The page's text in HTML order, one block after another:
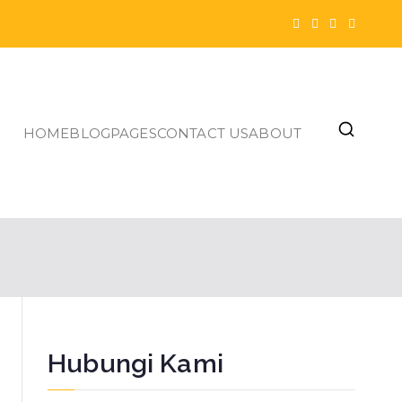
HOMEBLOGPAGESCONTACT USABOUT
Hubungi Kami